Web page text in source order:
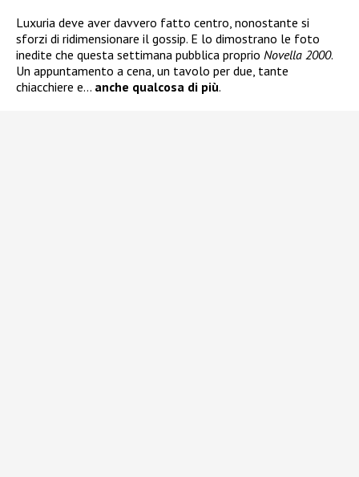
Luxuria deve aver davvero fatto centro, nonostante si
sforzi di ridimensionare il gossip. E lo dimostrano le foto
inedite che questa settimana pubblica proprio Novella 2000.
Un appuntamento a cena, un tavolo per due, tante
chiacchiere e… anche qualcosa di più.